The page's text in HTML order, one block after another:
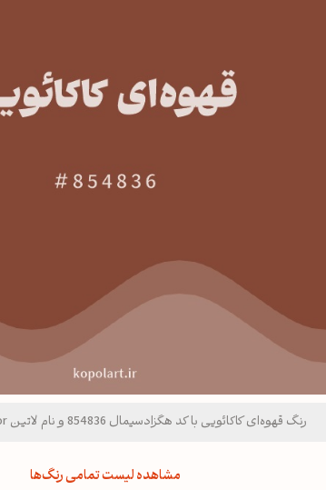
رنگ قهوه‌ای کاکائویی با کد هگزادسیمال 854836 و نام لاتین Cocoa Brown Color
مشاهده لیست تمامی رنگ‌ها